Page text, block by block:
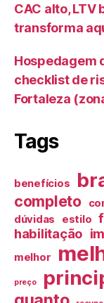
CAC alto, LTV
transforma
Hospedagem
checklist de
Fortaleza
Tags
benefícios
completo
dúvidas estilo
habilitação
melhor
preço